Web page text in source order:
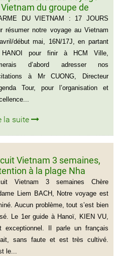
du groupe de
ANNA BOVO
de 21 personnes) –
DU VIETNAM : 17 JOURS
résumer notre voyage au Vietnam
début mai, 16N/17J, en partant
pour finir à HCM Ville,
d’abord adresser nos
à Mr CUONG, Directeur
Tour, pour l’organisation et
la suite
Vietnam 3 semaines,
à la plage Nha
Groupe de Mr Jean-
KERLING Téléphone en
06 13 01 66 06
Vietnam 3 semaines Chère
Liem BACH, Notre voyage est
Aucun problème, tout s’est bien
Le 1er guide à Hanoï, KIEN VU,
exceptionnel. Il parle un français
sans faute et est très cultivé.
le...